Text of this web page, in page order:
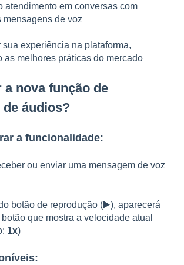
atendimento em conversas com
mensagens de voz
sua experiência na plataforma,
as melhores práticas do mercado
a nova função de
áudios?
a funcionalidade:
ou enviar uma mensagem de voz
botão de reprodução (▶️), aparecerá
que mostra a velocidade atual
1x)